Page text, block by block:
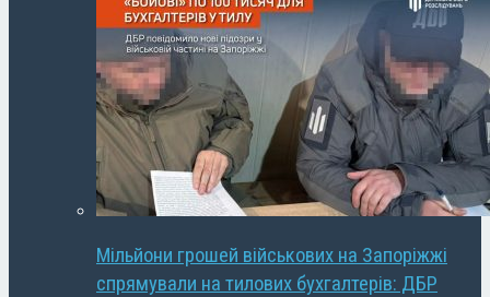
Мільйони грошей військових на Запоріжжі
спрямували на тилових бухгалтерів: ДБР